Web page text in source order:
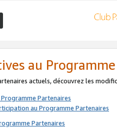
au
actuels, découvrez les
Partenaires
au Programme Partenaires
Partenaires